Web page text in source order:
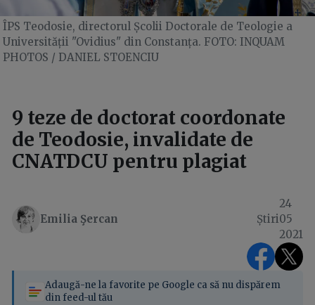
ÎPS Teodosie, directorul Școlii Doctorale de Teologie a
Universității "Ovidius" din Constanța. FOTO: INQUAM
PHOTOS / DANIEL STOENCIU
9 teze de doctorat coordonate
de Teodosie, invalidate de
CNATDCU pentru plagiat
Emilia Şercan Știri
24
05
2021
Adaugă-ne la favorite pe Google ca să nu dispărem
din feed-ul tău